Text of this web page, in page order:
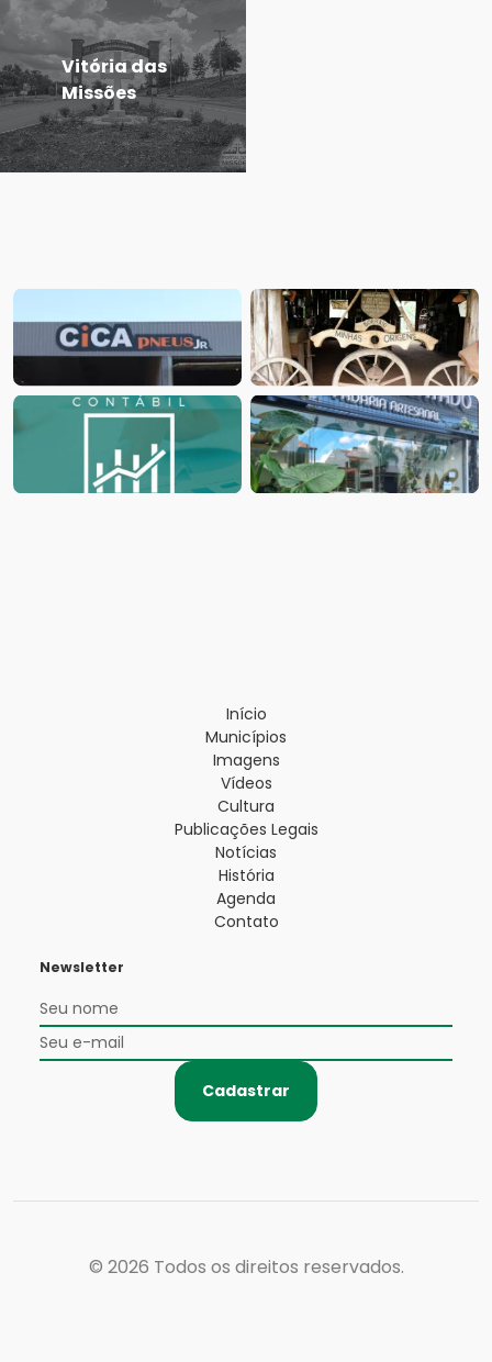
Vitória das
Missões
Início
Municípios
Imagens
Vídeos
Cultura
Publicações Legais
Notícias
História
Agenda
Contato
Newsletter
Cadastrar
© 2026 Todos os direitos reservados.